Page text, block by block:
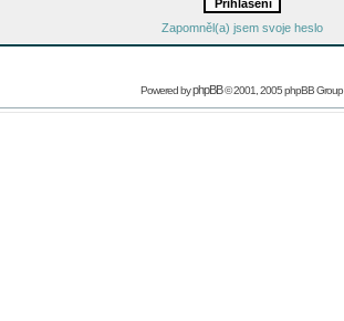
Zapomněl(a) jsem svoje heslo
Powered byphpBB© 2001, 2005 phpBB Group